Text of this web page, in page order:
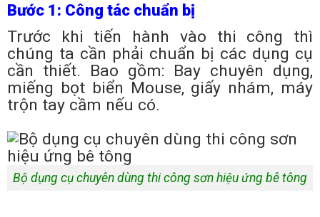
Bước 1: Công tác chuẩn bị
Trước khi tiến hành vào thi công thì
chúng ta cần phải chuẩn bị các dụng cụ
cần thiết. Bao gồm: Bay chuyên dụng,
miếng bọt biển Mouse, giấy nhám, máy
trộn tay cầm nếu có.
Bộ dụng cụ chuyên dùng thi công sơn hiệu ứng bê tông